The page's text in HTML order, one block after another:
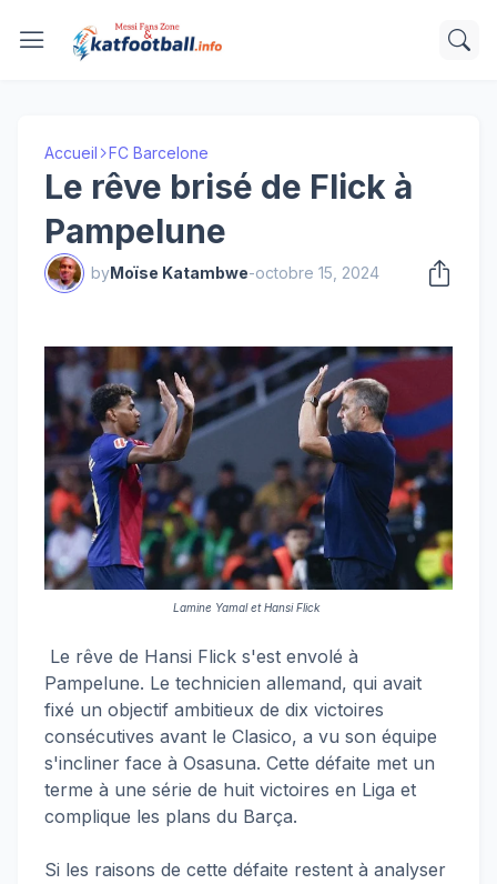
Accueil FC Barcelone
Le rêve brisé de Flick à
Pampelune
byMoïse Katambwe-octobre 15, 2024
Lamine Yamal et Hansi Flick
Le rêve de Hansi Flick s'est envolé à
Pampelune. Le technicien allemand, qui avait
fixé un objectif ambitieux de dix victoires
consécutives avant le Clasico, a vu son équipe
s'incliner face à Osasuna. Cette défaite met un
terme à une série de huit victoires en Liga et
complique les plans du Barça.
Si les raisons de cette défaite restent à analyser